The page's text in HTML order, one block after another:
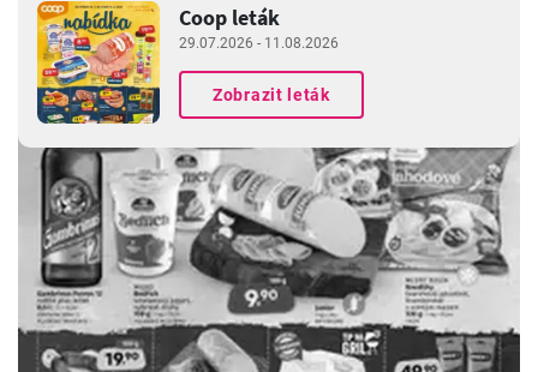
Coop leták
29.07.2026 - 11.08.2026
Zobrazit leták
INZERCE